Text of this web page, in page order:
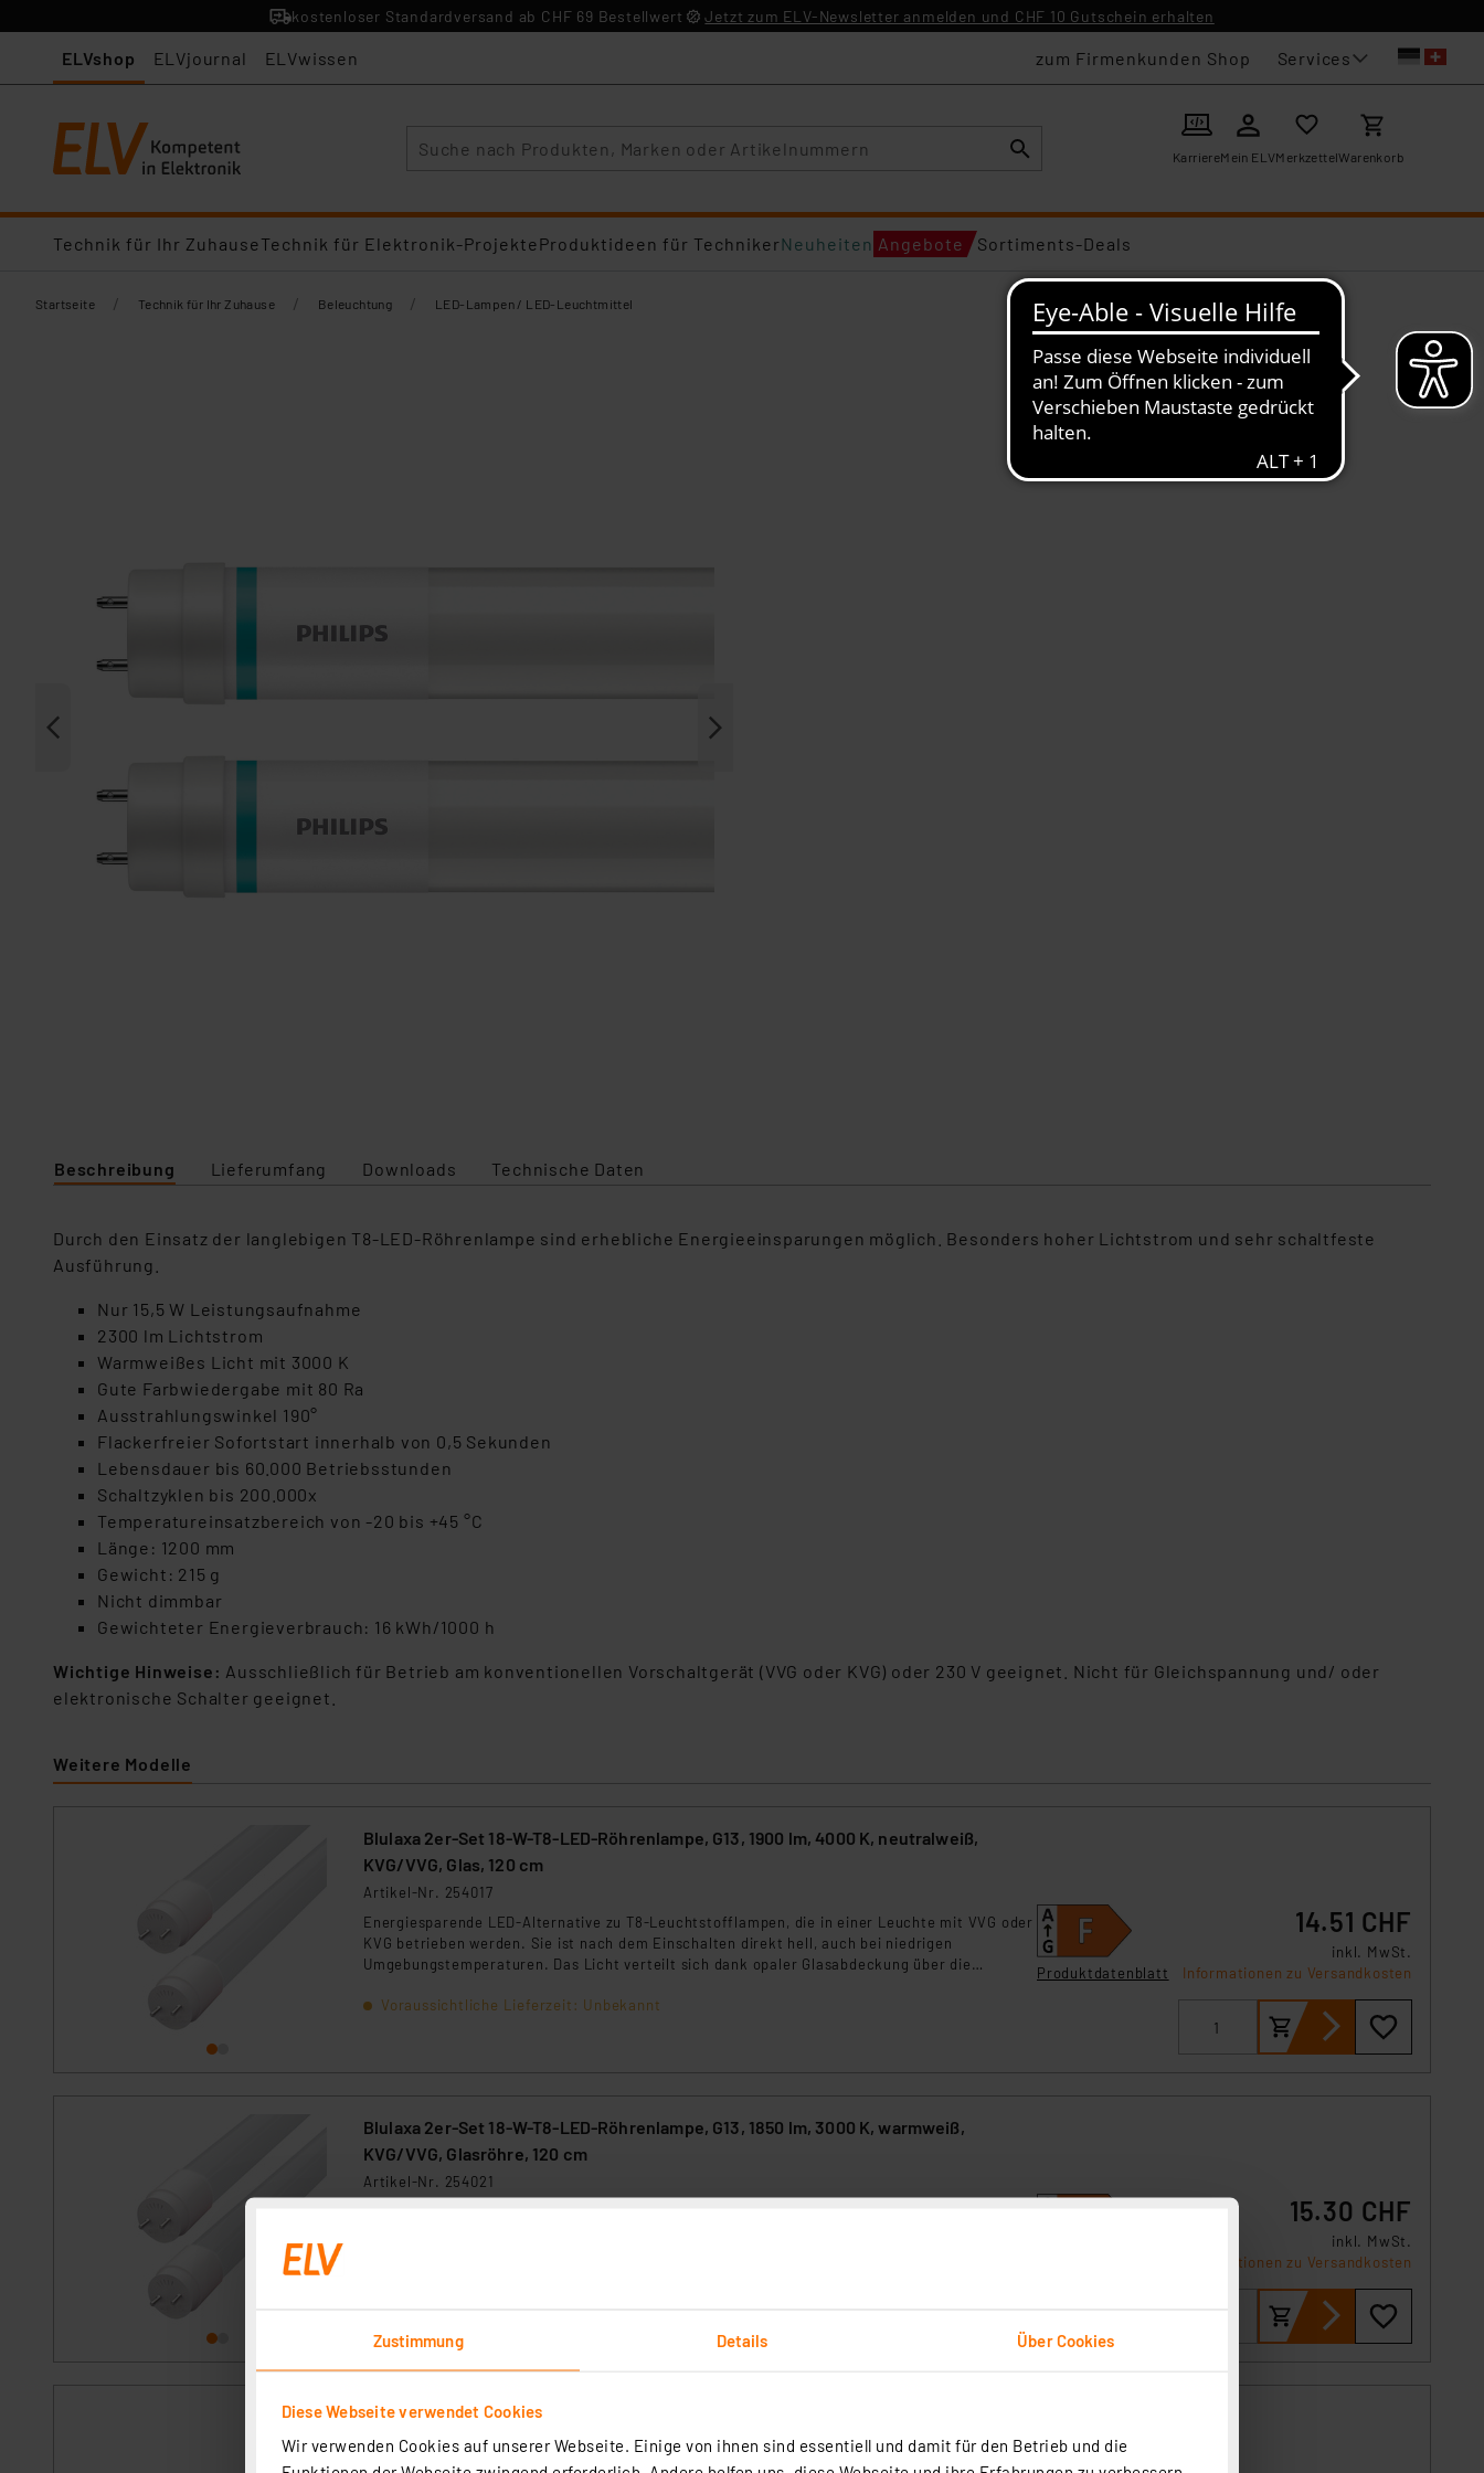
Zustimmung Details Über Cookies
Diese Webseite verwendet Cookies
Wir verwenden Cookies auf unserer Webseite. Einige von ihnen sind essentiell und damit für den Betrieb und die
kostenloser Standardversand ab CHF 69 Bestellwert Jetzt zum ELV-Newsletter anmelden und CHF 10 Gutschein erhalten
ELVshop ELVjournal ELVwissen zum Firmenkunden Shop Services
KarriereMein ELVMerkzettelWarenkorb
Technik für Ihr ZuhauseTechnik für Elektronik-ProjekteProduktideen für TechnikerNeuheiten Angebote Sortiments-Deals
Startseite / Technik für Ihr Zuhause / Beleuchtung / LED-Lampen / LED-Leuchtmittel
Beschreibung Lieferumfang Downloads Technische Daten
Durch den Einsatz der langlebigen T8-LED-Röhrenlampe sind erhebliche Energieeinsparungen möglich. Besonders hoher Lichtstrom und sehr schaltfeste
Ausführung.
Nur 15,5 W Leistungsaufnahme
2300 lm Lichtstrom
Warmweißes Licht mit 3000 K
Gute Farbwiedergabe mit 80 Ra
Ausstrahlungswinkel 190°
Flackerfreier Sofortstart innerhalb von 0,5 Sekunden
Lebensdauer bis 60.000 Betriebsstunden
Schaltzyklen bis 200.000x
Temperatureinsatzbereich von -20 bis +45 °C
Länge: 1200 mm
Gewicht: 215 g
Nicht dimmbar
Gewichteter Energieverbrauch: 16 kWh/1000 h
Wichtige Hinweise: Ausschließlich für Betrieb am konventionellen Vorschaltgerät (VVG oder KVG) oder 230 V geeignet. Nicht für Gleichspannung und/ oder
elektronische Schalter geeignet.
Weitere Modelle
Blulaxa 2er-Set 18-W-T8-LED-Röhrenlampe, G13, 1900 lm, 4000 K, neutralweiß,
KVG/VVG, Glas, 120 cm
Artikel-Nr. 254017
Energiesparende LED-Alternative zu T8-Leuchtstofflampen, die in einer Leuchte mit VVG oder
KVG betrieben werden. Sie ist nach dem Einschalten direkt hell, auch bei niedrigen
Umgebungstemperaturen. Das Licht verteilt sich dank opaler Glasabdeckung über die
Voraussichtliche Lieferzeit: Unbekannt
Produktdatenblatt
14.51 CHF
inkl. MwSt.
Informationen zu Versandkosten
Blulaxa 2er-Set 18-W-T8-LED-Röhrenlampe, G13, 1850 lm, 3000 K, warmweiß,
KVG/VVG, Glasröhre, 120 cm
Artikel-Nr. 254021
15.30 CHF
inkl. MwSt.
Informationen zu Versandkosten
Philips 2er-Set 15,5-W-T8-LED-Röhrenlampe LEDtube UO, 2500 lm, neutralweiß,
KVG/VVG, 120 cm